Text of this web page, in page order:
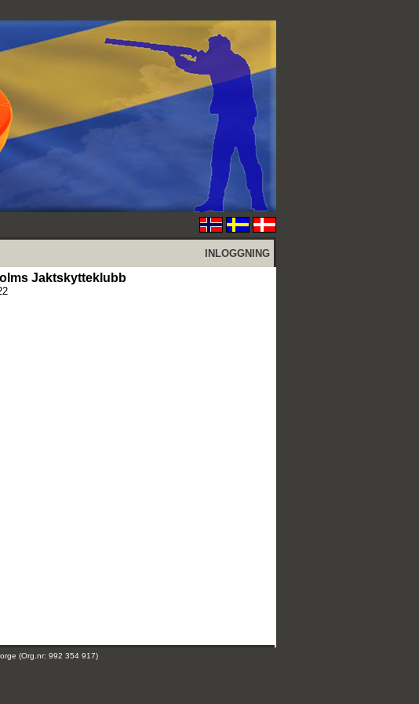
INLOGGNING
Jaktskytteklubb
(Org.nr: 992 354 917)